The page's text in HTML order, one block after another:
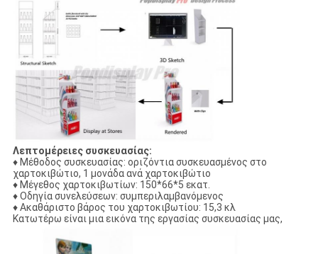
Λεπτομέρειες συσκευασίας:
♦ Μέθοδος συσκευασίας: οριζόντια συσκευασμένος στο
χαρτοκιβώτιο, 1 μονάδα ανά χαρτοκιβώτιο
♦ Μέγεθος χαρτοκιβωτίων: 150*66*5 εκατ.
♦ Οδηγία συνελεύσεων: συμπεριλαμβανόμενος
♦ Ακαθάριστο βάρος του χαρτοκιβωτίου: 15,3 κλ
Κατωτέρω είναι μια εικόνα της εργασίας συσκευασίας μας,